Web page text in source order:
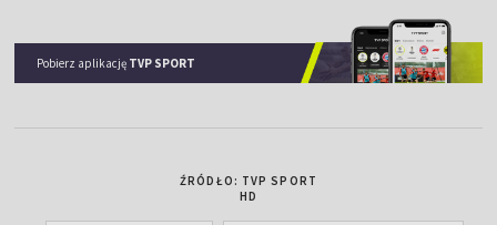
Pobierz aplikację TVP SPORT
ŹRÓDŁO: TVP SPORT
HD